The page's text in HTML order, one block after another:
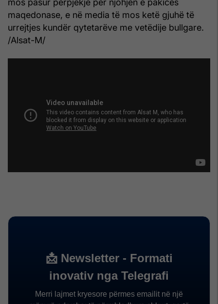
mos pasur përpjekje për njohjen e pakicës
maqedonase, e në media të mos ketë gjuhë të
urrejtjes kundër qytetarëve me vetëdije bullgare.
/Alsat-M/